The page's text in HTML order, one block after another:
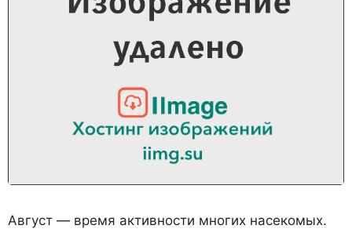
Август — время активности многих насекомых.